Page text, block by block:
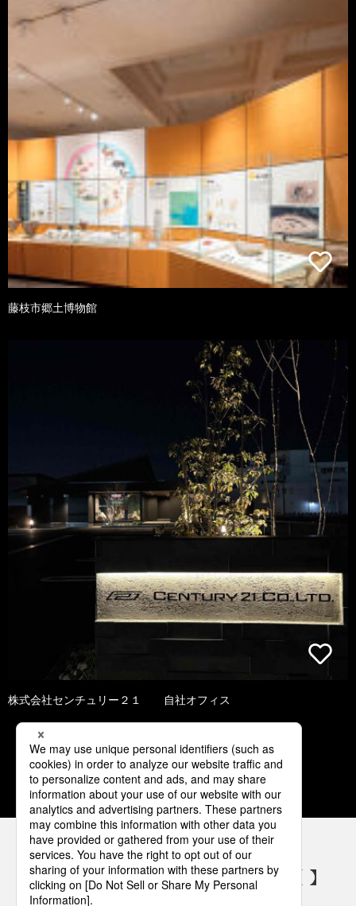
藤枝市郷土博物館
株式会社センチュリー２１ 自社オフィス
1 2 3 4 5
パナソニックの電気設備 SNSアカウント